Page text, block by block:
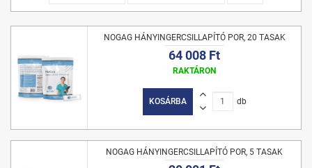
NOGAG HÁNYINGERCSILLAPÍTÓ POR, 20 TASAK
64 008 Ft
RAKTÁRON
KOSÁRBA db
NOGAG HÁNYINGERCSILLAPÍTÓ POR, 5 TASAK